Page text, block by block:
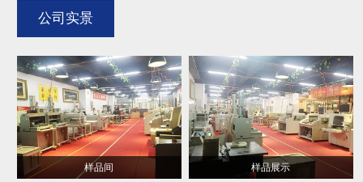
公司实景
样品间 样品展示